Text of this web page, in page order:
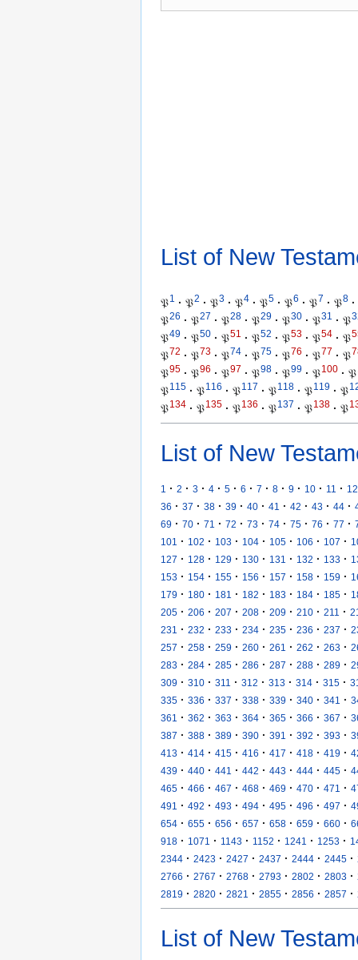
List of New
𝔓1 · 𝔓2 · 𝔓3 · 𝔓4 · 𝔓5 · 𝔓6 · 𝔓7 · 𝔓8 ·
𝔓26 · 𝔓27 · 𝔓28 · 𝔓29 · 𝔓30 · 𝔓31 · 𝔓
𝔓49 · 𝔓50 · 𝔓51 · 𝔓52 · 𝔓53 · 𝔓54 · 𝔓
𝔓72 · 𝔓73 · 𝔓74 · 𝔓75 · 𝔓76 · 𝔓77 · 𝔓
𝔓95 · 𝔓96 · 𝔓97 · 𝔓98 · 𝔓99 · 𝔓100 · 𝔓
𝔓115 · 𝔓116 · 𝔓117 · 𝔓118 · 𝔓119 · 𝔓
𝔓134 · 𝔓135 · 𝔓136 · 𝔓137 · 𝔓138 · 𝔓
List of New
1 · 2 · 3 · 4 · 5 · 6 · 7 · 8 · 9 · 10 · 11 · 12
36 · 37 · 38 · 39 · 40 · 41 · 42 · 43 · 44 ·
69 · 70 · 71 · 72 · 73 · 74 · 75 · 76 · 77 ·
101
· 102 · 103 · 104 · 105 · 106 · 107 ·
127 · 128 · 129 · 130 · 131 · 132 · 133 ·
153 · 154 · 155 · 156 · 157 · 158 · 159 ·
179 · 180 · 181 · 182 · 183 · 184 · 185 ·
205 · 206 · 207 · 208 · 209 · 210 · 211 ·
231
· 232 · 233 · 234 · 235 · 236 · 237 ·
257 · 258 · 259 · 260 · 261 · 262 · 263 ·
283 · 284 · 285 · 286 · 287 · 288 · 289 ·
309 · 310 · 311 · 312 · 313 · 314 · 315 ·
335 · 336 · 337 · 338 · 339 · 340 · 341 ·
361
· 362 · 363 · 364 · 365 · 366 · 367 ·
387 · 388 · 389 · 390 · 391 · 392 · 393 ·
413 · 414 · 415 · 416 · 417 · 418 · 419 ·
439 · 440 · 441 · 442 · 443 · 444 · 445 ·
465 · 466 · 467 · 468 · 469 · 470 · 471 ·
491
· 492 · 493 · 494 · 495 · 496 · 497 ·
654 · 655 · 656 · 657 · 658 · 659 · 660 ·
918 · 1071 · 1143 · 1152 · 1241 · 1253 ·
2344 · 2423 · 2427 · 2437 · 2444 · 2445 ·
2766 · 2767 · 2768 · 2793 · 2802 · 2803 ·
2819 · 2820 · 2821 · 2855 · 2856 · 2857 ·
List of New